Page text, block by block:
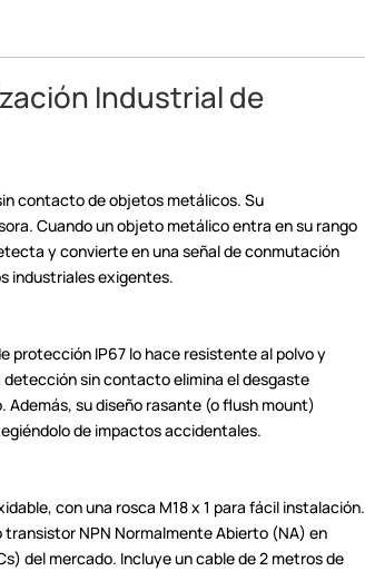
Industrial de
contacto de objetos metálicos. Su
Cuando un objeto metálico entra en su rango
y convierte en una señal de conmutación
industriales exigentes.
protección IP67 lo hace resistente al polvo y
sin contacto elimina eldesgaste
su diseño rasante (o flush mount)
de impactosaccidentales.
con una rosca M18 x 1 para fácil instalación.
transistor NPN NormalmenteAbierto (NA) en
del mercado. Incluye un cable de2 metros de